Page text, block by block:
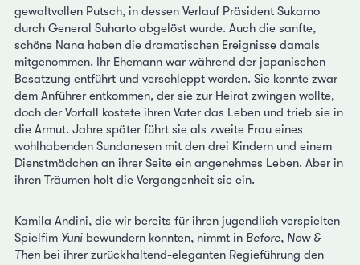
gewaltvollen Putsch, in dessen Verlauf Präsident Sukarno
durch General Suharto abgelöst wurde. Auch die sanfte,
schöne Nana haben die dramatischen Ereignisse damals
mitgenommen. Ihr Ehemann war während der japanischen
Besatzung entführt und verschleppt worden. Sie konnte zwar
dem Anführer entkommen, der sie zur Heirat zwingen wollte,
doch der Vorfall kostete ihren Vater das Leben und trieb sie in
die Armut. Jahre später führt sie als zweite Frau eines
wohlhabenden Sundanesen mit den drei Kindern und einem
Dienstmädchen an ihrer Seite ein angenehmes Leben. Aber in
ihren Träumen holt die Vergangenheit sie ein.
Kamila Andini, die wir bereits für ihren jugendlich verspielten
Spielfim Yuni bewundern konnten, nimmt in Before, Now &
Then bei ihrer zurückhaltend-eleganten Regieführung den